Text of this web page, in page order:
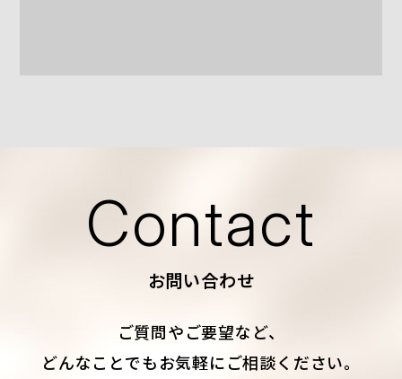
Contact
お問い合わせ
ご質問やご要望など、
どんなことでもお気軽にご相談ください。